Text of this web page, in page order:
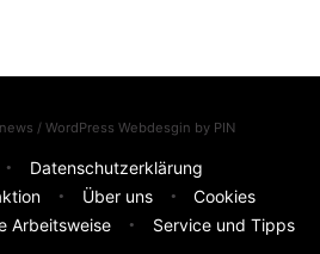
/ WordPress Webdesgin by PIN
Datenschutzerklärung
Über uns
Cookies
Arbeitsweise Service und Tipps